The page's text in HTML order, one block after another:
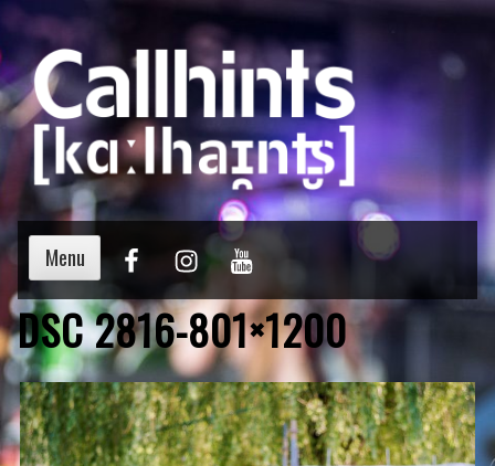
Menu
DSC 2816-801×1200